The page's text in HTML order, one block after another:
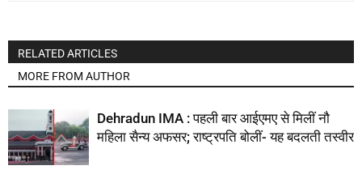
RELATED ARTICLES
MORE FROM AUTHOR
Dehradun IMA : पहली बार आईएमए से मिलीं नौ
महिला सैन्य अफसर; राष्ट्रपति बोलीं- यह बदलती तस्वीर